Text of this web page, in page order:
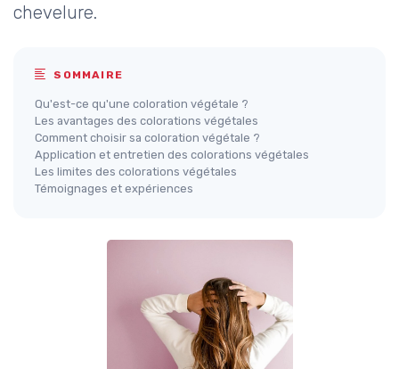
chevelure.
SOMMAIRE
Qu'est-ce qu'une coloration végétale ?
Les avantages des colorations végétales
Comment choisir sa coloration végétale ?
Application et entretien des colorations végétales
Les limites des colorations végétales
Témoignages et expériences